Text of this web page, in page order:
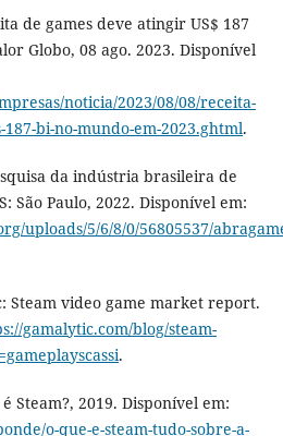
de games deve atingir US$ 187
Globo, 08 ago. 2023. Disponível
noticia/2023/08/08/receita-
bi-no-mundo-em-2023.ghtml.
da indústria brasileira de
São Paulo, 2022. Disponível em:
uploads/5/6/8/0/56805537/
Steam video game market report.
gamalytic.com/blog/steam-
.
Steam?, 2019. Disponível em:
o-que-e-steam-tudo-sobre-a-